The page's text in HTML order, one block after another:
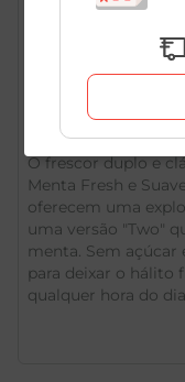
Descrição do
O frescor duplo e
Menta Fresh e
oferecem uma
uma versão "Two"
menta. Sem açúcar
para deixar o hálito
qualquer hora do